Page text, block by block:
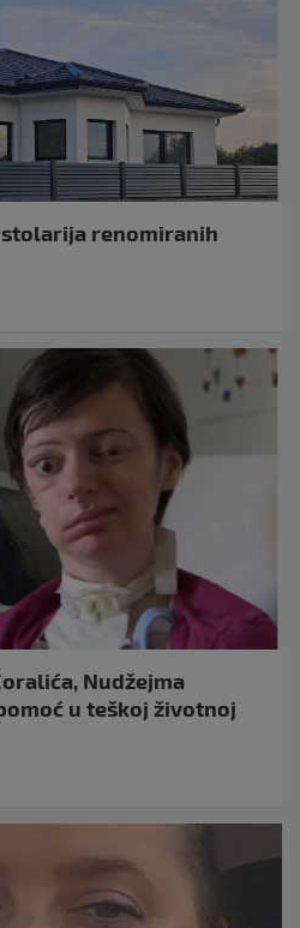
stolarija renomiranih
Nudžejma
u teškoj životnoj